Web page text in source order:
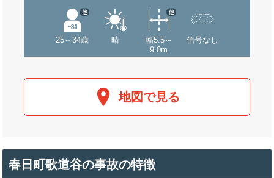
25～34歳
他
晴
幅5.5～
9.0m
他
信号なし
地図で見る
春日町歌道谷の事故の特徴